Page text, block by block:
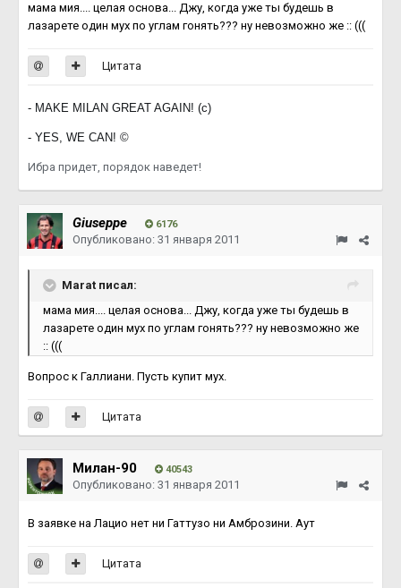
мама мия.... целая основа... Джу, когда уже ты будешь в
лазарете один мух по углам гонять??? ну невозможно же :: (((
Цитата
- MAKE MILAN GREAT AGAIN! (с)
- YES, WE CAN! ©
Ибра придет, порядок наведет!
Giuseppe 6176
Опубликовано: 31 января 2011
Marat писал:
мама мия.... целая основа... Джу, когда уже ты будешь в
лазарете один мух по углам гонять??? ну невозможно же
:: (((
Вопрос к Галлиани. Пусть купит мух.
Цитата
Милан-90 40543
Опубликовано: 31 января 2011
В заявке на Лацио нет ни Гаттузо ни Амброзини. Аут
Цитата